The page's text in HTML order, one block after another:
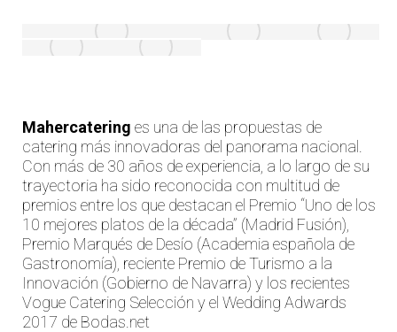
Mahercatering es una de las propuestas de
catering más innovadoras del panorama nacional.
Con más de 30 años de experiencia, a lo largo de su
trayectoria ha sido reconocida con multitud de
premios entre los que destacan el Premio “Uno de los
10 mejores platos de la década” (Madrid Fusión),
Premio Marqués de Desío (Academia española de
Gastronomía), reciente Premio de Turismo a la
Innovación (Gobierno de Navarra) y los recientes
Vogue Catering Selección y el Wedding Adwards
2017 de Bodas.net